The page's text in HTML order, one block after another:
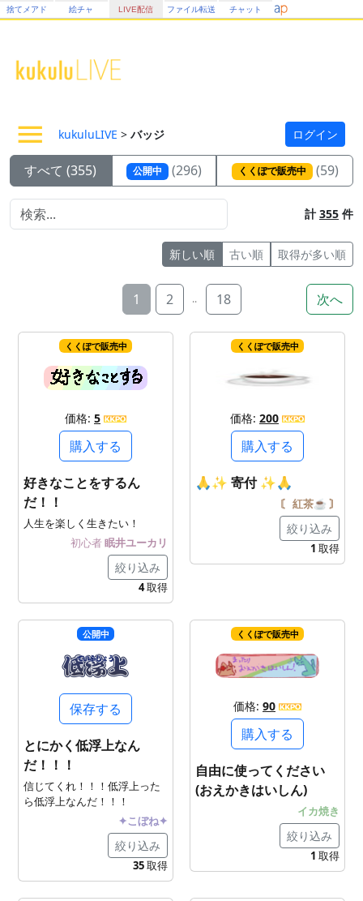
捨てメアド 絵チャ LIVE配信 ファイル転送 チャット
kukuluLIVE > バッジ ログイン
すべて (355) 公開中 (296) くくぽで販売中 (59)
計355 件
新しい順 古い順 取得が多い順
1 2 .. 18 次へ
くくぽで販売中
価格: 5
購入する
好きなことをするん
だ！！
人生を楽しく生きたい！
初心者眠井ユーカリ
絞り込み
4取得
くくぽで販売中
価格: 200
購入する
🙏✨ 寄付 ✨🙏
〘 紅茶☕ 〙
絞り込み
1 取得
公開中
保存する
とにかく低浮上なん
だ！！！
信じてくれ！！！低浮上った
ら低浮上なんだ！！！
✦こぼね✦
絞り込み
35取得
くくぽで販売中
価格: 90
購入する
自由に使ってください
(おえかきはいしん)
イカ焼き
絞り込み
1 取得